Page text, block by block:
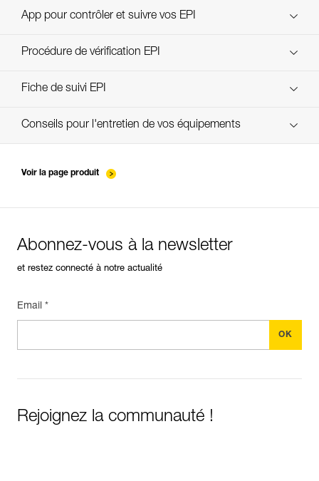
Technical Notice
App pour contrôler et suivre vos EPI
découvrez ePPEcentre
Procédure de vérification EPI
verif-EPI-poulies_bloqueurs-procedure_FR
Fiche de suivi EPI
verif-EPI-poulies_bloqueurs-suivi_FR
Conseils pour l'entretien de vos équipements
Voir la page produit
Abonnez-vous à la newsletter
et restez connecté à notre actualité
Email *
Rejoignez la communauté !